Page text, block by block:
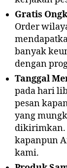
Gratis
Order
banyak
dengan
Tanggal
pada hari
pesan
yang
dikirimkan.
kapanpun
kami.